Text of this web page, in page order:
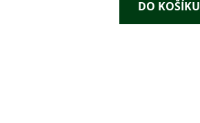
DO KOŠÍKU